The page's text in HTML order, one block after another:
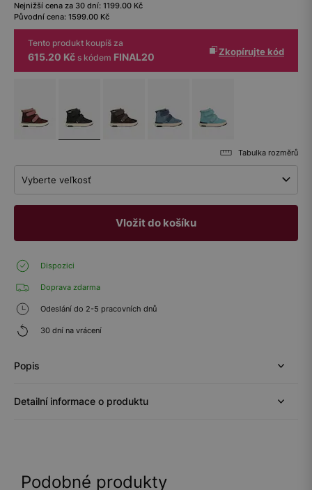
Nejnižší cena za 30 dní: 1199.00 Kč
Původní cena: 1599.00 Kč
Tento produkt koupíš za
615.20 Kč s kódem FINAL20 Zkopírujte kód
Tabulka rozměrů
Vyberte veľkosť
Vložit do košíku
Dispozici
Doprava zdarma
Odeslání do 2-5 pracovních dnů
30 dní na vrácení
Popis
Detailní informace o produktu
Podobné produkty